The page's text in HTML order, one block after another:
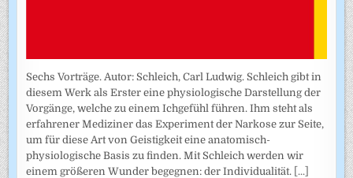
Sechs Vorträge. Autor: Schleich, Carl Ludwig. Schleich gibt in
diesem Werk als Erster eine physiologische Darstellung der
Vorgänge, welche zu einem Ichgefühl führen. Ihm steht als
erfahrener Mediziner das Experiment der Narkose zur Seite,
um für diese Art von Geistigkeit eine anatomisch-
physiologische Basis zu finden. Mit Schleich werden wir
einem größeren Wunder begegnen: der Individualität. [...]